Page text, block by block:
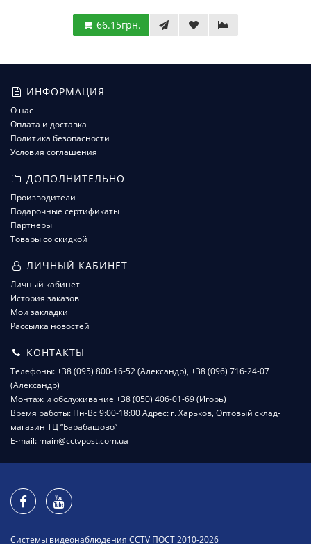
66.15грн.
ИНФОРМАЦИЯ
О нас
Оплата и доставка
Политика безопасности
Условия соглашения
ДОПОЛНИТЕЛЬНО
Производители
Подарочные сертификаты
Партнёры
Товары со скидкой
ЛИЧНЫЙ КАБИНЕТ
Личный кабинет
История заказов
Мои закладки
Рассылка новостей
КОНТАКТЫ
Телефоны: +38 (095) 800-16-52 (Александр), +38 (096) 716-24-07
(Александр)
Монтаж и обслуживание +38 (050) 406-01-69 (Игорь)
Время работы: Пн-Вс 9:00-18:00 Адрес: г. Харьков, Оптовый склад-
магазин ТЦ “Барабашово”
E-mail: main@cctvpost.com.ua
Системы видеонаблюдения CCTV ПОСТ 2010-2026